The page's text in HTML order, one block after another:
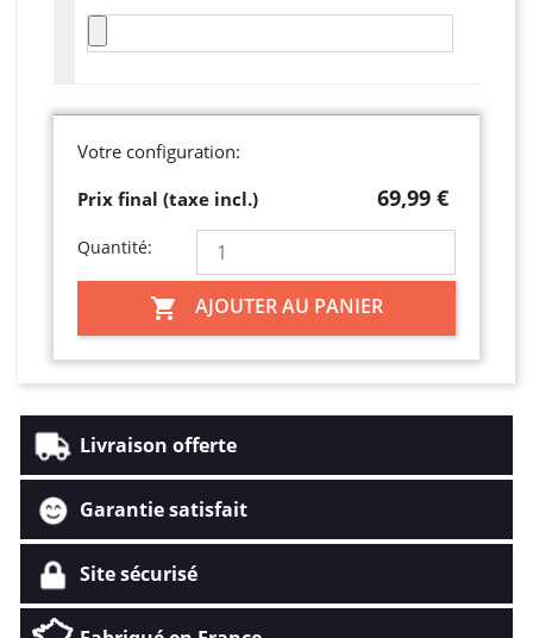
Votre configuration:
Prix final (taxe incl.)
69,99 €
Quantité:
 AJOUTER AU PANIER
Livraison offerte
Garantie satisfait
Site sécurisé